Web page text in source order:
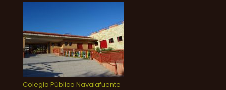
Colegio Público Navalafuente